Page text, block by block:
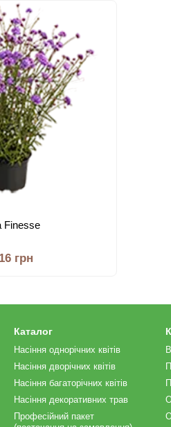
Finesse
грн
Каталог
Насіння однорічних квітів
Насіння дворічних квітів
Насіння багаторічних квітів
Насіння декоративних трав
Професійний пакет